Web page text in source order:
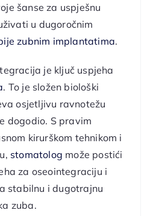
šanse za uspješnu
u dugoročnim
zubnim implantatima.
je ključ uspjeha
. To je složen biološki
osjetljivu ravnotežu
dogodio. S pravim
kirurškom tehnikom i
stomatolog može postići
za oseointegraciju i
stabilnu i dugotrajnu
zuba.